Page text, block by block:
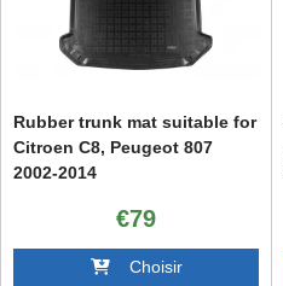
Rubber trunk mat suitable for
Citroen C8, Peugeot 807
2002-2014
€79
Choisir